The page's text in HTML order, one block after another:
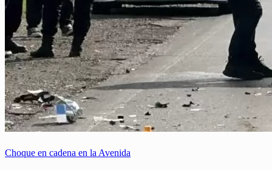
Choque en cadena en la Avenida